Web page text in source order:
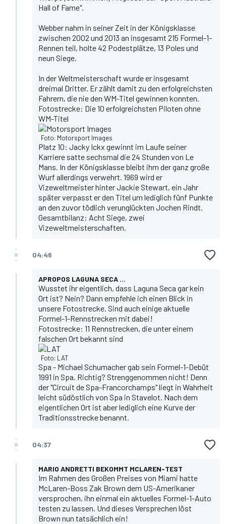
Hall of Fame".
Webber nahm in seiner Zeit in der Königsklasse
zwischen 2002 und 2013 an insgesamt 215 Formel-1-
Rennen teil, holte 42 Podestplätze, 13 Poles und
neun Siege.
In der Weltmeisterschaft wurde er insgesamt
dreimal Dritter. Er zählt damit zu den erfolgreichsten
Fahrern, die nie den WM-Titel gewinnen konnten.
Fotostrecke: Die 10 erfolgreichsten Piloten ohne
WM-Titel
Foto: Motorsport Images
Platz 10: Jacky Ickx gewinnt im Laufe seiner
Karriere satte sechsmal die 24 Stunden von Le
Mans. In der Königsklasse bleibt ihm der ganz große
Wurf allerdings verwehrt. 1969 wird er
Vizeweltmeister hinter Jackie Stewart, ein Jahr
später verpasst er den Titel um lediglich fünf Punkte
an den zuvor tödlich verunglückten Jochen Rindt.
Gesamtbilanz: Acht Siege, zwei
Vizeweltmeisterschaften.
04:46
APROPOS LAGUNA SECA ...
Wusstet ihr eigentlich, dass Laguna Seca gar kein
Ort ist? Nein? Dann empfehle ich einen Blick in
unsere Fotostrecke. Sind auch einige aktuelle
Formel-1-Rennstrecken mit dabei!
Fotostrecke: 11 Rennstrecken, die unter einem
falschen Ort bekannt sind
Foto: LAT
Spa - Michael Schumacher gab sein Formel-1-Debüt
1991 in Spa. Richtig? Strenggenommen nicht! Denn
der "Circuit de Spa-Francorchamps" liegt in Wahrheit
leicht südöstlich von Spa in Stavelot. Nach dem
eigentlichen Ort ist aber lediglich eine Kurve der
Traditionsstrecke benannt.
04:37
MARIO ANDRETTI BEKOMMT MCLAREN-TEST
Im Rahmen des Großen Preises von Miami hatte
McLaren-Boss Zak Brown dem US-Amerikaner
versprochen, ihn einmal ein aktuelles Formel-1-Auto
testen zu lassen. Und dieses Versprechen löst
Brown nun tatsächlich ein!